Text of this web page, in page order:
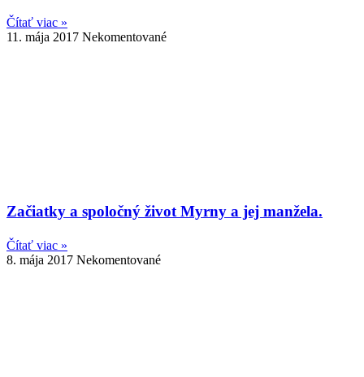
Čítať viac »
11. mája 2017 Nekomentované
Začiatky a spoločný život Myrny a jej manžela.
Čítať viac »
8. mája 2017 Nekomentované